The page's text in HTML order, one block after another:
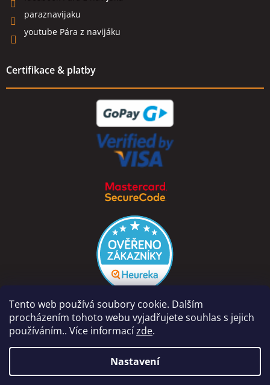
Tento web používá soubory cookie. Dalším
procházením tohoto webu vyjadřujete souhlas s jejich
používáním.. Více informacízde.
Nastavení
paraznavijaku
youtube Pára z navijáku
Certifikace & platby